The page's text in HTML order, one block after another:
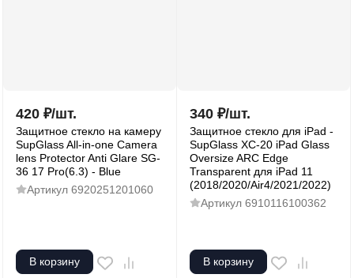
420 ₽/шт.
Защитное стекло на камеру
SupGlass All-in-one Camera
lens Protector Anti Glare SG-
36 17 Pro(6.3) - Blue
Артикул 6920251201060
В корзину
340 ₽/шт.
Защитное стекло для iPad -
SupGlass XC-20 iPad Glass
Oversize ARC Edge
Transparent для iPad 11
(2018/2020/Air4/2021/2022)
Артикул 6910116100362
В корзину